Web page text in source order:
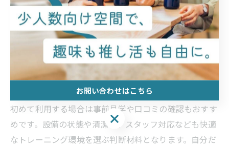
また、利用時間やアクセスのしやすさもポイントです。
多くのレンタルスペースは1時間単位から予約可能で、
仕事帰りや休日にも柔軟に利用できます。例えば、「格
闘技 レンタルスペース 東京」や「サンドバッグ 個室 東
京」など、地域や設備で検索するとニーズに合った場所
初めて利用する場合は事前見学や口コミの確認もおすす
めです。設備の状態や清潔さ、スタッフ対応なども快適
なトレーニング環境を選ぶ判断材料となります。自分だ
お問い合わせはこちら
お問い合わせはこちら